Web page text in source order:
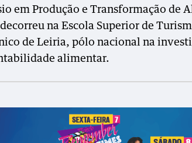
em Produção e Transformação de
na Escola Superior de
de Leiria, pólo nacional na
alimentar.